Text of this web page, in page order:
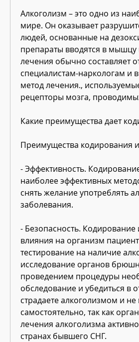
Алкоголизм – это одно из
мире. Он оказывает
людей, основанные на
препараты вводятся в
лечения обычно составляет
специалистам-наркологам и
метод лечения.,
рецепторы мозга,
Какие преимущества дает
Преимущества кодирования
- Эффективность.
наиболее эффективных
снять желание употреблять
заболевания.
- Безопасность.
влияния на организм
тестирование на наличие
исследование органов
проведением процедуры
обследование и убедиться в
страдаете алкоголизмом и
самостоятельно, так как
лечения алкоголизма
странах бывшего СНГ.